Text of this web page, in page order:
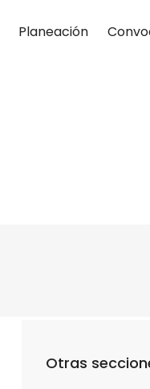
Planeación
Otras